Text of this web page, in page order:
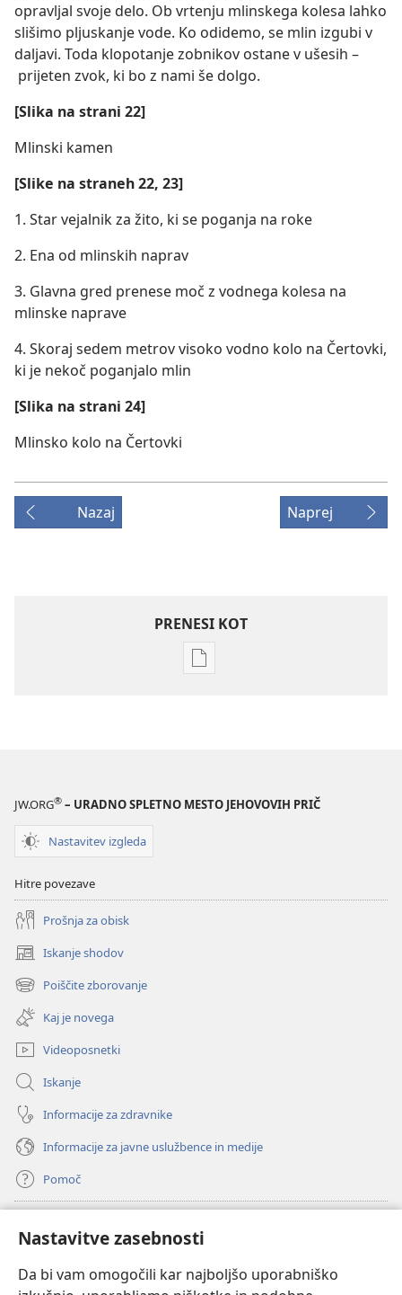
Nastavitve zasebnosti
Da bi vam omogočili kar najboljšo uporabniško
opravljal svoje delo. Ob vrtenju mlinskega kolesa lahko
slišimo pljuskanje vode. Ko odidemo, se mlin izgubi v
daljavi. Toda klopotanje zobnikov ostane v ušesih –
prijeten zvok, ki bo z nami še dolgo.
[Slika na strani 22]
Mlinski kamen
[Slike na straneh 22, 23]
1. Star vejalnik za žito, ki se poganja na roke
2. Ena od mlinskih naprav
3. Glavna gred prenese moč z vodnega kolesa na
mlinske naprave
4. Skoraj sedem metrov visoko vodno kolo na Čertovki,
ki je nekoč poganjalo mlin
[Slika na strani 24]
Mlinsko kolo na Čertovki
Nazaj Naprej
PRENESI KOT
Možnosti
22. december
JW.ORG® – URADNO SPLETNO MESTO JEHOVOVIH PRIČ
Nastavitev izgleda
Hitre povezave
Prošnja za obisk
Iskanje shodov
(odpre
novo
okno)
Poiščite zborovanje
(odpre
novo
okno)
Kaj je novega
Videoposnetki
Iskanje
Informacije za zdravnike
Informacije za javne uslužbence in medije
Pomoč
(odpre
novo
okno) Watchtowerjeva SPLETNA KNJIŽNICA™
(odpre